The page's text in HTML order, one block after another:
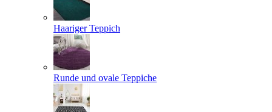
Haariger Teppich
Runde und ovale Teppiche